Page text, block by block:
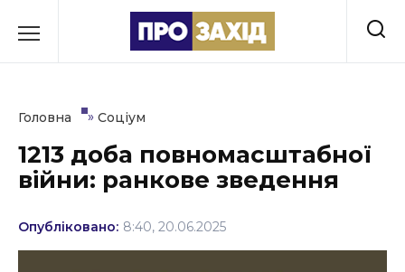
до
Культура
Освіта
Головна » Соціум
1213 доба повномасштабної
війни: ранкове зведення
Опубліковано: 8:40, 20.06.2025